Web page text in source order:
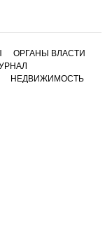
ОРГАНЫ ВЛАСТИ
НЕДВИЖИМОСТЬ